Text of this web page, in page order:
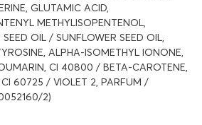
GLUTAMIC ACID,
METHYLISOPENTENOL,
OIL / SUNFLOWER SEED OIL,
ALPHA-ISOMETHYL IONONE,
CI 40800 / BETA-CAROTENE,
CI 60725 / VIOLET 2, PARFUM /
2)